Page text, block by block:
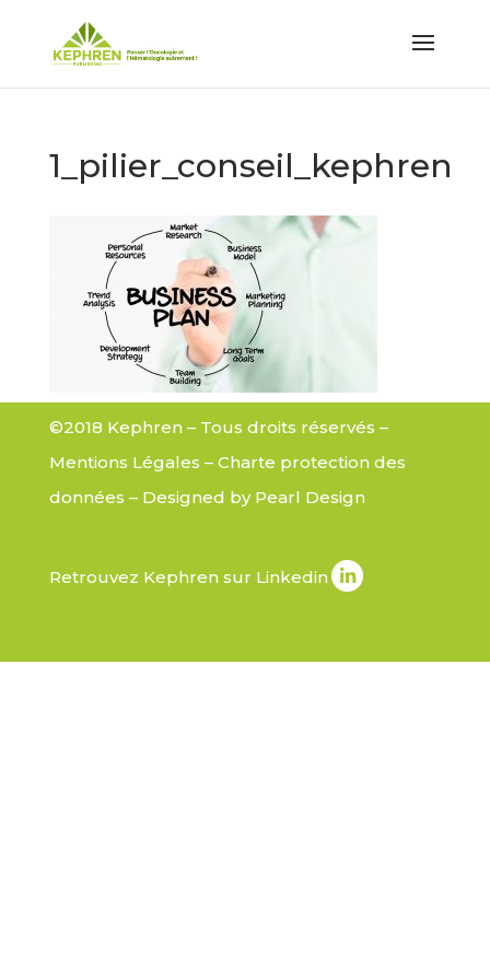
1_pilier_conseil_kephren
©2018 Kephren – Tous droits réservés –
Mentions Légales – Charte protection des
données – Designed by Pearl Design
Retrouvez Kephren sur Linkedin